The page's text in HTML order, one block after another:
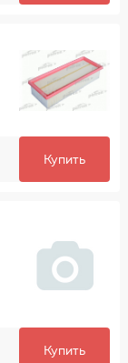
Купить
Купить